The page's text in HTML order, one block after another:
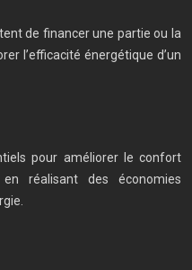
de financer une partie ou la
l’efficacité énergétique d’un
pour améliorer le confort
réalisant des économies